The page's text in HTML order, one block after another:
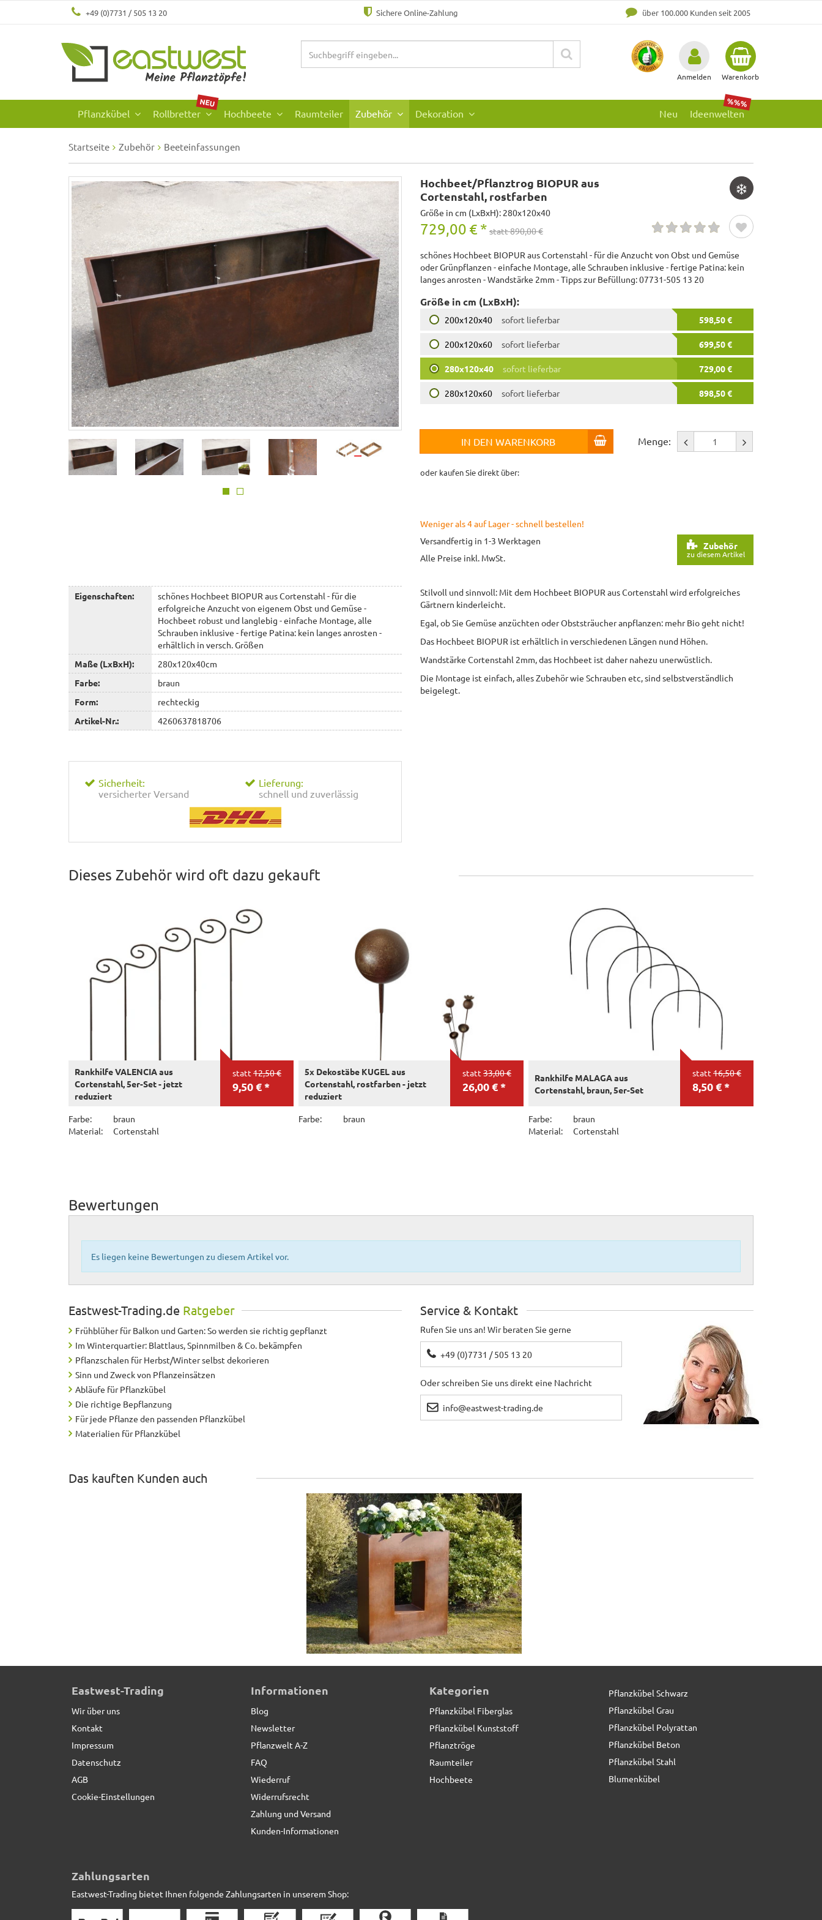
+49 (0)7731 / 505 13 20 Sichere Online-Zahlung über 100.000 Kunden seit 2005
Anmelden Warenkorb
Pflanzkübel Rollbretter
NEU
Hochbeete Raumteiler Zubehör Dekoration Ideenwelten
%%%
Neu
Startseite Zubehör Beeteinfassungen
Hochbeet/Pflanztrog BIOPUR aus
Cortenstahl, rostfarben
Größe in cm (LxBxH): 280x120x40
729,00 € * statt 890,00 €
schönes Hochbeet BIOPUR aus Cortenstahl - für die Anzucht von Obst und Gemüse
oder Grünpflanzen - einfache Montage, alle Schrauben inklusive - fertige Patina: kein
langes anrosten - Wandstärke 2mm - Tipps zur Befüllung: 07731-505 13 20
Größe in cm (LxBxH):
200x120x40 598,50 €
sofort lieferbar
200x120x60 699,50 €
sofort lieferbar
280x120x40 729,00 €
sofort lieferbar
280x120x60 898,50 €
sofort lieferbar
IN DEN WARENKORB Menge:
oder kaufen Sie direkt über:
Weniger als 4 auf Lager - schnell bestellen!
Zubehör
zu diesem Artikel
Versandfertig in 1-3 Werktagen
Alle Preise inkl. MwSt.
Eigenschaften:
schönes Hochbeet BIOPUR aus Cortenstahl - für die
erfolgreiche Anzucht von eigenem Obst und Gemüse -
Hochbeet robust und langlebig - einfache Montage, alle
Schrauben inklusive - fertige Patina: kein langes anrosten -
erhältlich in versch. Größen
Maße (LxBxH):
280x120x40cm
Farbe:
braun
Form:
rechteckig
Artikel-Nr.:
4260637818706
Sicherheit:
versicherter Versand
Lieferung:
schnell und zuverlässig
Stilvoll und sinnvoll: Mit dem Hochbeet BIOPUR aus Cortenstahl wird erfolgreiches
Gärtnern kinderleicht.
Egal, ob Sie Gemüse anzüchten oder Obststräucher anpflanzen: mehr Bio geht nicht!
Das Hochbeet BIOPUR ist erhältlich in verschiedenen Längen nund Höhen.
Wandstärke Cortenstahl 2mm, das Hochbeet ist daher nahezu unerwüstlich.
Die Montage ist einfach, alles Zubehör wie Schrauben etc, sind selbstverständlich
beigelegt.
Dieses Zubehör wird oft dazu gekauft
statt 12,50 €
9,50 € *
Rankhilfe VALENCIA aus
Cortenstahl, 5er-Set - jetzt
reduziert
Farbe:
braun
Material:
Cortenstahl
statt 33,00 €
26,00 € *
5x Dekostäbe KUGEL aus
Cortenstahl, rostfarben - jetzt
reduziert
Farbe: braun
statt 16,50 €
8,50 € *
Rankhilfe MALAGA aus
Cortenstahl, braun, 5er-Set
Farbe:
braun
Material:
Cortenstahl
Bewertungen
Es liegen keine Bewertungen zu diesem Artikel vor.
Eastwest-Trading.de Ratgeber
Frühblüher für Balkon und Garten: So werden sie richtig gepflanzt
Im Winterquartier: Blattlaus, Spinnmilben & Co. bekämpfen
Pflanzschalen für Herbst/Winter selbst dekorieren
Sinn und Zweck von Pflanzeinsätzen
Abläufe für Pflanzkübel
Die richtige Bepflanzung
Für jede Pflanze den passenden Pflanzkübel
Materialien für Pflanzkübel
Service & Kontakt
Rufen Sie uns an! Wir beraten Sie gerne
+49 (0)7731 / 505 13 20
Oder schreiben Sie uns direkt eine Nachricht
info@eastwest-trading.de
Das kauften Kunden auch
Raumteiler aus Cortenstahl, rostfarben - jetzt reduziert
319,00 € *
Eastwest-Trading
Wir über uns
Kontakt
Impressum
Datenschutz
AGB
Cookie-Einstellungen
Informationen
Blog
Newsletter
Pflanzwelt A-Z
FAQ
Wiederruf
Widerrufsrecht
Zahlung und Versand
Kunden-Informationen
Kategorien
Pflanzkübel Fiberglas
Pflanzkübel Kunststoff
Pflanztröge
Raumteiler
Hochbeete
Pflanzkübel Schwarz
Pflanzkübel Grau
Pflanzkübel Polyrattan
Pflanzkübel Beton
Pflanzkübel Stahl
Blumenkübel
Zahlungsarten
Eastwest-Trading bietet Ihnen folgende Zahlungsarten in unserem Shop: